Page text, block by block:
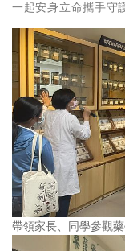
一起安身立命攜手守
帶領家長、同學參觀